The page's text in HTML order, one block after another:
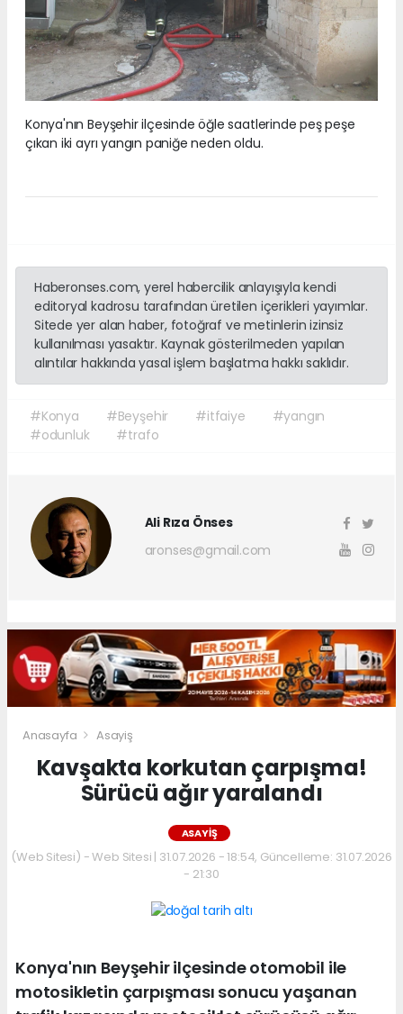
Konya'nın Beyşehir ilçesinde öğle saatlerinde peş peşe
çıkan iki ayrı yangın paniğe neden oldu.
Haberonses.com, yerel habercilik anlayışıyla kendi
editoryal kadrosu tarafından üretilen içerikleri yayımlar.
Sitede yer alan haber, fotoğraf ve metinlerin izinsiz
kullanılması yasaktır. Kaynak gösterilmeden yapılan
alıntılar hakkında yasal işlem başlatma hakkı saklıdır.
#Konya #Beyşehir #itfaiye
#yangın
#odunluk
#trafo
Ali Rıza Önses
aronses@gmail.com
Anasayfa Asayiş
Kavşakta korkutan çarpışma!
Sürücü ağır yaralandı
ASAYIŞ
(Web Sitesi) - Web Sitesi | 31.07.2026 - 18:54, Güncelleme: 31.07.2026
- 21:30
Konya'nın Beyşehir ilçesinde otomobil ile
motosikletin çarpışması sonucu yaşanan